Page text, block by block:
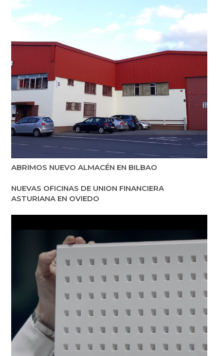
ABRIMOS NUEVO ALMACÉN EN BILBAO
NUEVAS OFICINAS DE UNION FINANCIERA
ASTURIANA EN OVIEDO